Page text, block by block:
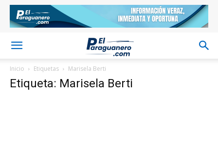
Inicio Etiquetas Marisela Berti
Etiqueta: Marisela Berti